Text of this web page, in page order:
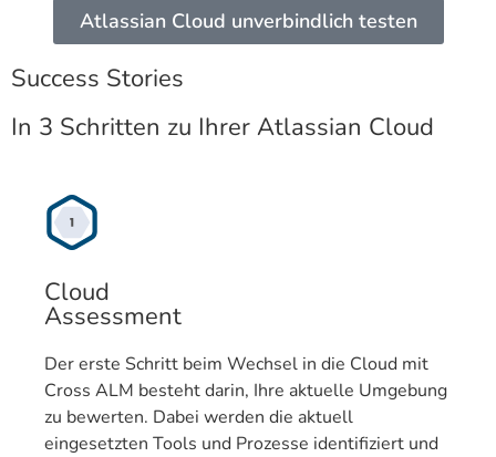
Atlassian Cloud unverbindlich testen
Success Stories
In 3 Schritten zu Ihrer Atlassian Cloud
Cloud
Assessment
Der erste Schritt beim Wechsel in die Cloud mit
Cross ALM besteht darin, Ihre aktuelle Umgebung
zu bewerten. Dabei werden die aktuell
eingesetzten Tools und Prozesse identifiziert und